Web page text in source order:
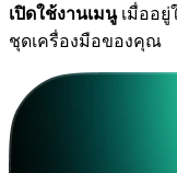
เปิดใช้งานเมนูเมื่ออยู่
ชุดเครื่องมือของคุณ